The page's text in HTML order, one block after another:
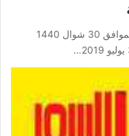
عروض لولو جدة الأسبوعية 3 يوليو 2019 الموافق 30 شوال 1440